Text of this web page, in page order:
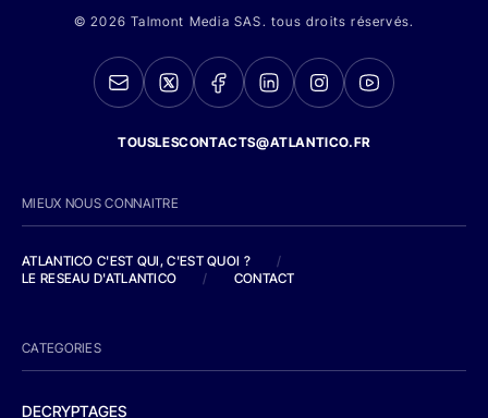
© 2026 Talmont Media SAS. tous droits réservés.
TOUSLESCONTACTS@ATLANTICO.FR
MIEUX NOUS CONNAITRE
ATLANTICO C'EST QUI, C'EST QUOI ?
/
LE RESEAU D'ATLANTICO
/ CONTACT
CATEGORIES
DECRYPTAGES